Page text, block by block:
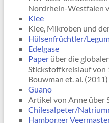
Nordrhein-Westfalen
Klee
Klee, Mikroben und
Hülsenfrüchtler/
Edelgase
Paperüber die
Stickstoffkreislauf von
Bouwman et. al. (2011)
Guano
Artikel von Anne über
Chilesalpeter/
Hamborger